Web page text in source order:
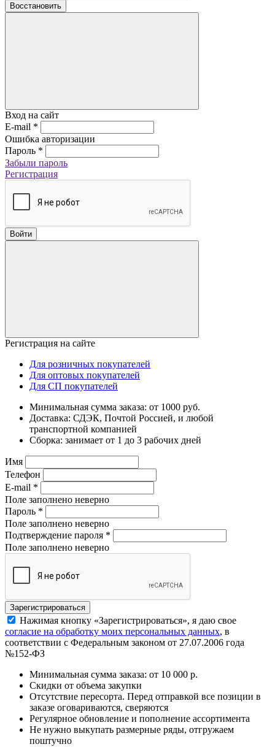
Восстановить
Вход на сайт
E-mail *
Ошибка авторизации
Пароль *
Забыли пароль
Регистрация
Войти
Регистрация на сайте
Для розничных покупателей
Для оптовых покупателей
Для СП покупателей
Минимальная сумма заказа: от 1000 руб.
Доставка: СДЭК, Почтой Россией, и любой
транспортной компанией
Сборка: занимает от 1 до 3 рабочих дней
Имя
Телефон
E-mail *
Поле заполнено неверно
Пароль *
Поле заполнено неверно
Подтверждение пароля *
Поле заполнено неверно
Нажимая кнопку «Зарегистрироваться», я даю свое
согласие на обработку моих персональных данных, в
соответствии с Федеральным законом от 27.07.2006 года
№152-ФЗ
Минимальная сумма заказа: от 10 000 р.
Скидки от объема закупки
Отсутствие пересорта. Перед отправкой все позиции в
заказе оговариваются, сверяются
Регулярное обновление и пополнение ассортимента
Не нужно выкупать размерные ряды, отгружаем
поштучно